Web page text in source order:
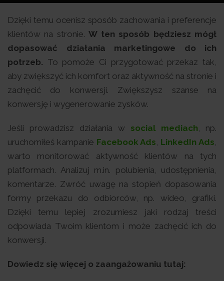
Dzięki temu ocenisz sposób zachowania i preferencje
klientów na stronie.W ten sposób będziesz mógł
dopasować działania marketingowe do ich
potrzeb. To pomoże Ci przygotować przekaz tak,
aby zwiększyć ich komfort oraz aktywność na stronie i
zachęcić do konwersji. Zwiększysz szanse na
konwersję i wygenerowanie zysków.
Jeśli prowadzisz działania w social mediach , np.
uruchomiłeś kampanie Facebook Ads LinkedIn Ads
warto monitorować aktywność klientów na tych
platformach. Analizuj m.in. polubienia, udostępnienia,
komentarze. Zwróć uwagę na stopień dopasowania
formy przekazu do odbiorców, np. wideo, grafiki.
Dzięki temu lepiej zrozumiesz jaki rodzaj treści
odpowiada Twoim klientom i może zachęcić ich do
konwersji.
Dowiedz się więcej o zaangażowaniu tutaj: